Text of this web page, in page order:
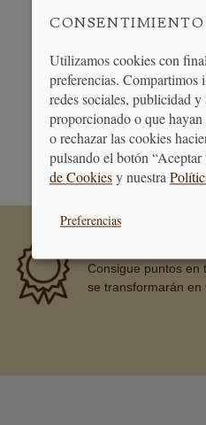
PAGO
SEGURO
24/
Consigue puntos en
se transformarán en
CONSENTIMIENTO
Utilizamos cookies con
preferencias. Compartimos
redes sociales, publicidad
proporcionado o que
o rechazar las cookies
pulsando el botón “Aceptar
de Cookiesy nuestra
Preferencias